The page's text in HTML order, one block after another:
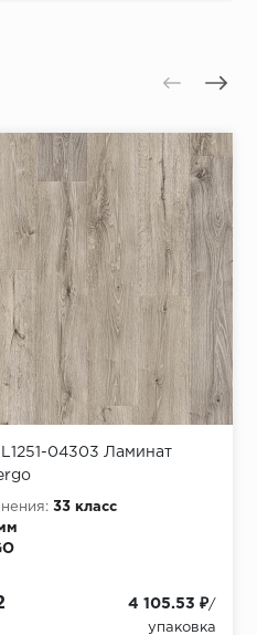
04303 Ламинат
33 класс
4 105.53 ₽/
упаковка